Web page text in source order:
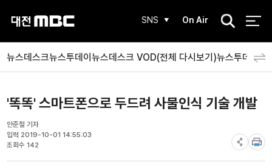
SNS On Air
검
뉴스데스크뉴스투데이뉴스데스크 VOD(전체 다시보기)뉴스투데이
'똑똑' 스마트폰으로 두드려 사물인식 기술 개발
안준철 기자
입력 2019-10-01 14:55:03
조회수 142